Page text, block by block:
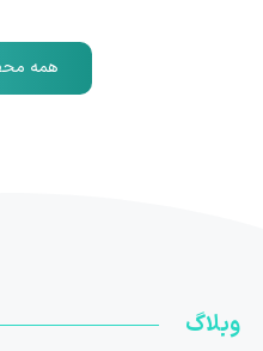
همه
وبلاگ